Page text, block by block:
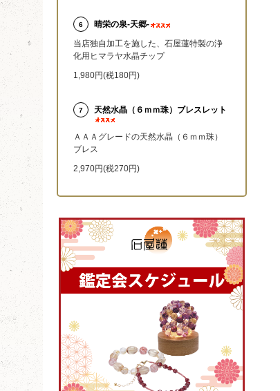
6
晴栄の泉‐天郷‐
当店独自加工を施した、石屋蓮特製の浄
化用ヒマラヤ水晶チップ
1,980円(税180円)
7 天然水晶（６ｍｍ珠）ブレスレット
ＡＡＡグレードの天然水晶（６ｍｍ珠）
ブレス
2,970円(税270円)